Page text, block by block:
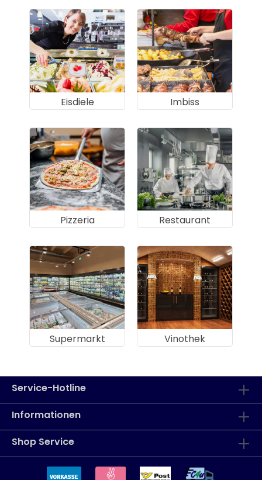
Eisdiele Imbiss
Pizzeria Restaurant
Supermarkt Vinothek
Service-Hotline
Informationen
Shop Service